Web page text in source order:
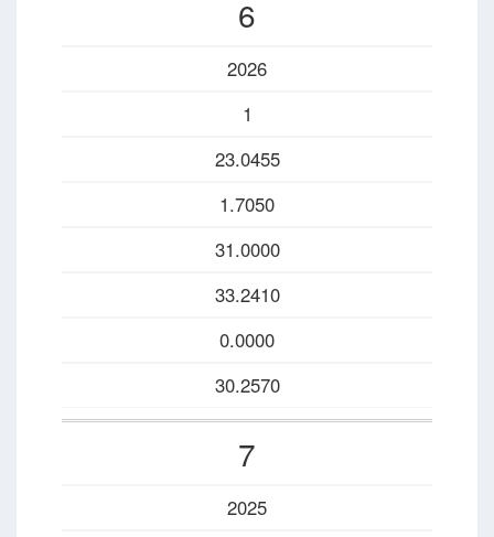
6
2026
1
23.0455
1.7050
31.0000
33.2410
0.0000
30.2570
7
2025